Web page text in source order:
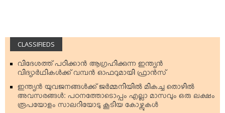
CLASSIFIEDS
വിദേശത്ത് പഠിക്കാന്‍ ആഗ്രഹിക്കുന്ന ഇന്ത്യന്‍
വിദ്യാര്‍ഥികള്‍ക്ക് വമ്പന്‍ ഓഫറുമായി ഫ്രാന്‍സ്
ഇന്ത്യന്‍ യുവജനങ്ങള്‍ക്ക് ജര്‍മ്മനിയില്‍ മികച്ച തൊഴില്‍
അവസരങ്ങള്‍: പഠനത്തോടൊപ്പം എല്ലാ മാസവും ഒരു ലക്ഷം
രൂപയോളം സാലറിയോടു കൂടിയ കോഴ്സുകള്‍